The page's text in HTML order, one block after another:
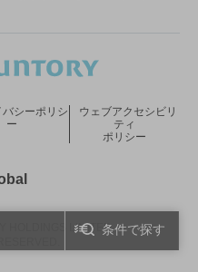
条件で探す
HOLDINGS LIMITED.
バシーポリシ
ー
ウェブアクセシビリ
ティ
ポリシー
新しいウィンドウで開く